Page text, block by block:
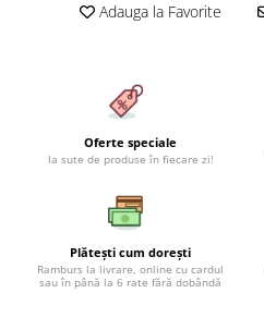
Lenjerii Pufoase Fluffy/ Rabbit
Bumbac 100% Poplin Hobby
Bumbac 100%
Lenjerii Satin Premium
Lenjerii Matase
Lenjerii Creponate
Lenjerii pentru PASTE
Adauga la Favorite
Oferte speciale
la sute de produse în fiecare zi!
Plătești cum dorești
Ramburs la livrare, online cu cardul
sau în până la 6 rate fără dobândă